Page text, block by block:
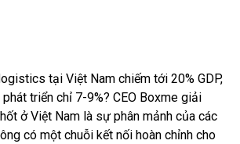
tại Việt Nam chiếm tới 20% GDP,
triển chỉ 7-9%? CEO Boxme giải
ở Việt Nam là sự phân mảnh của các
có một chuỗi kết nối hoàn chỉnh cho